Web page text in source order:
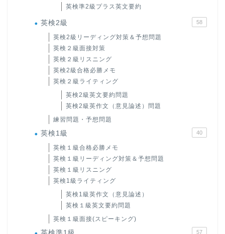
英検準2級プラス英文要約
英検2級 58
英検2級リーディング対策＆予想問題
英検２級面接対策
英検２級リスニング
英検2級合格必勝メモ
英検２級ライティング
英検2級英文要約問題
英検2級英作文（意見論述）問題
練習問題・予想問題
英検1級 40
英検１級合格必勝メモ
英検１級リーディング対策＆予想問題
英検１級リスニング
英検1級ライティング
英検1級英作文（意見論述）
英検１級英文要約問題
英検１級面接(スピーキング)
57
原田高志の”ほぼ日刊”英語
学習＆大学入試英語コラム
“シン”・英会話スピード表